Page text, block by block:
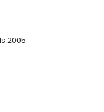
2005